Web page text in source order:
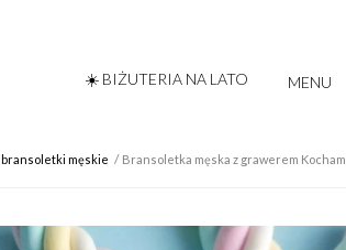
☀️ BIŻUTERIA NA LATO MENU
bransoletki męskie Bransoletka męska z grawerem Kocham